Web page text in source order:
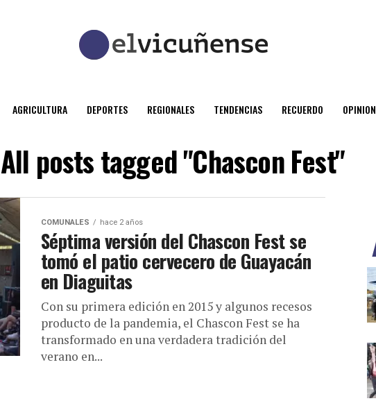
AGRICULTURA DEPORTES REGIONALES TENDENCIAS RECUERDO OPINION
All posts tagged "Chascon Fest"
COMUNALES hace 2 años
Séptima versión del Chascon Fest se
tomó el patio cervecero de Guayacán
en Diaguitas
Con su primera edición en 2015 y algunos recesos
producto de la pandemia, el Chascon Fest se ha
transformado en una verdadera tradición del
verano en...